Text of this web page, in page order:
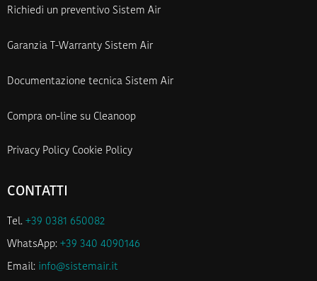
Richiedi un preventivo Sistem Air
Garanzia T-Warranty Sistem Air
Documentazione tecnica Sistem Air
Compra on-line su Cleanoop
Privacy Policy Cookie Policy
CONTATTI
Tel. +39 0381 650082
WhatsApp: +39 340 4090146
Email: info@sistemair.it